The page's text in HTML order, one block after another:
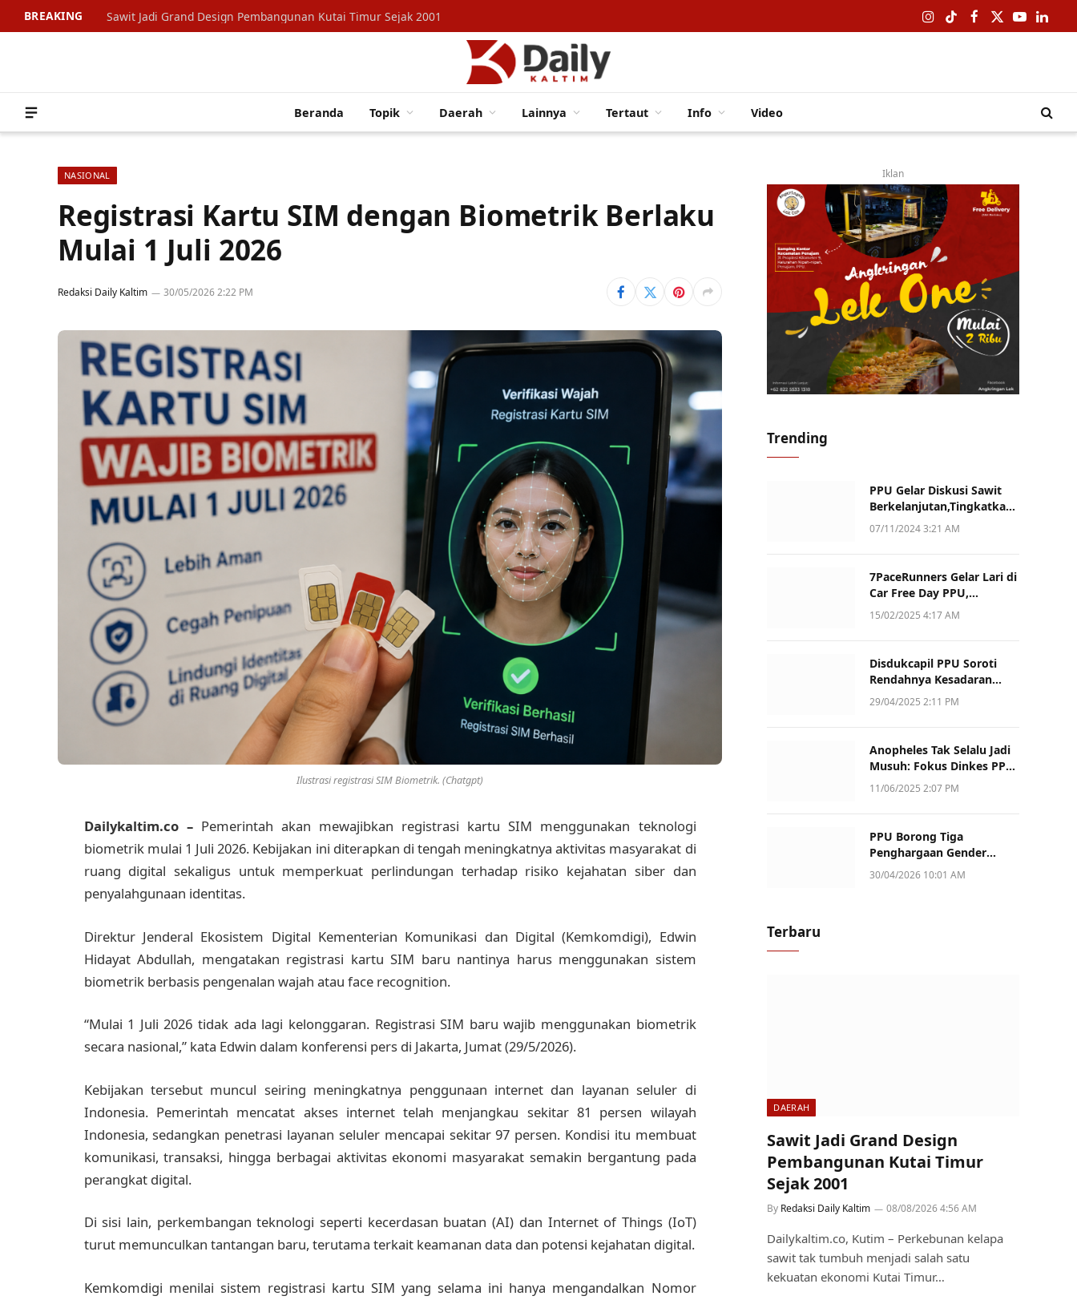
BREAKING Sawit Jadi Grand Design Pembangunan Kutai Timur Sejak 2001 Instagram
TikTokFacebook
X
YouTube
Beranda Topik Daerah Lainnya Tertaut Info Video
NASIONAL
Registrasi Kartu SIM dengan Biometrik Berlaku
Mulai 1 Juli 2026
Redaksi Daily Kaltim 30/05/2026 2:22 PM
Ilustrasi registrasi SIM Biometrik. (Chatgpt)
Dailykaltim.co – Pemerintah akan mewajibkan registrasi kartu SIM menggunakan teknologi
biometrik mulai 1 Juli 2026. Kebijakan ini diterapkan di tengah meningkatnya aktivitas masyarakat di
ruang digital sekaligus untuk memperkuat perlindungan terhadap risiko kejahatan siber dan
penyalahgunaan identitas.
Direktur Jenderal Ekosistem Digital Kementerian Komunikasi dan Digital (Kemkomdigi), Edwin
Hidayat Abdullah, mengatakan registrasi kartu SIM baru nantinya harus menggunakan sistem
biometrik berbasis pengenalan wajah atau face recognition.
“Mulai 1 Juli 2026 tidak ada lagi kelonggaran. Registrasi SIM baru wajib menggunakan biometrik
secara nasional,” kata Edwin dalam konferensi pers di Jakarta, Jumat (29/5/2026).
Kebijakan tersebut muncul seiring meningkatnya penggunaan internet dan layanan seluler di
Indonesia. Pemerintah mencatat akses internet telah menjangkau sekitar 81 persen wilayah
Indonesia, sedangkan penetrasi layanan seluler mencapai sekitar 97 persen. Kondisi itu membuat
komunikasi, transaksi, hingga berbagai aktivitas ekonomi masyarakat semakin bergantung pada
perangkat digital.
Di sisi lain, perkembangan teknologi seperti kecerdasan buatan (AI) dan Internet of Things (IoT)
turut memunculkan tantangan baru, terutama terkait keamanan data dan potensi kejahatan digital.
Kemkomdigi menilai sistem registrasi kartu SIM yang selama ini hanya mengandalkan Nomor
Iklan
Trending
PPU Gelar Diskusi Sawit
Berkelanjutan,Tingkatkan
Daya Saing dan Kualitas
07/11/2024 3:21 AM
7PaceRunners Gelar Lari di
Car Free Day PPU,
Kampanye Gaya Hidup
15/02/2025 4:17 AM
Disdukcapil PPU Soroti
Rendahnya Kesadaran
Warga Soal Pelaporan
29/04/2025 2:11 PM
Anopheles Tak Selalu Jadi
Musuh: Fokus Dinkes PPU
Kini ke Penularan Aktif di
11/06/2025 2:07 PM
PPU Borong Tiga
Penghargaan Gender
Champion Kaltim 2026,
30/04/2026 10:01 AM
Terbaru
DAERAH
Sawit Jadi Grand Design
Pembangunan Kutai Timur
Sejak 2001
By Redaksi Daily Kaltim 08/08/2026 4:56 AM
Dailykaltim.co, Kutim – Perkebunan kelapa
sawit tak tumbuh menjadi salah satu
kekuatan ekonomi Kutai Timur…